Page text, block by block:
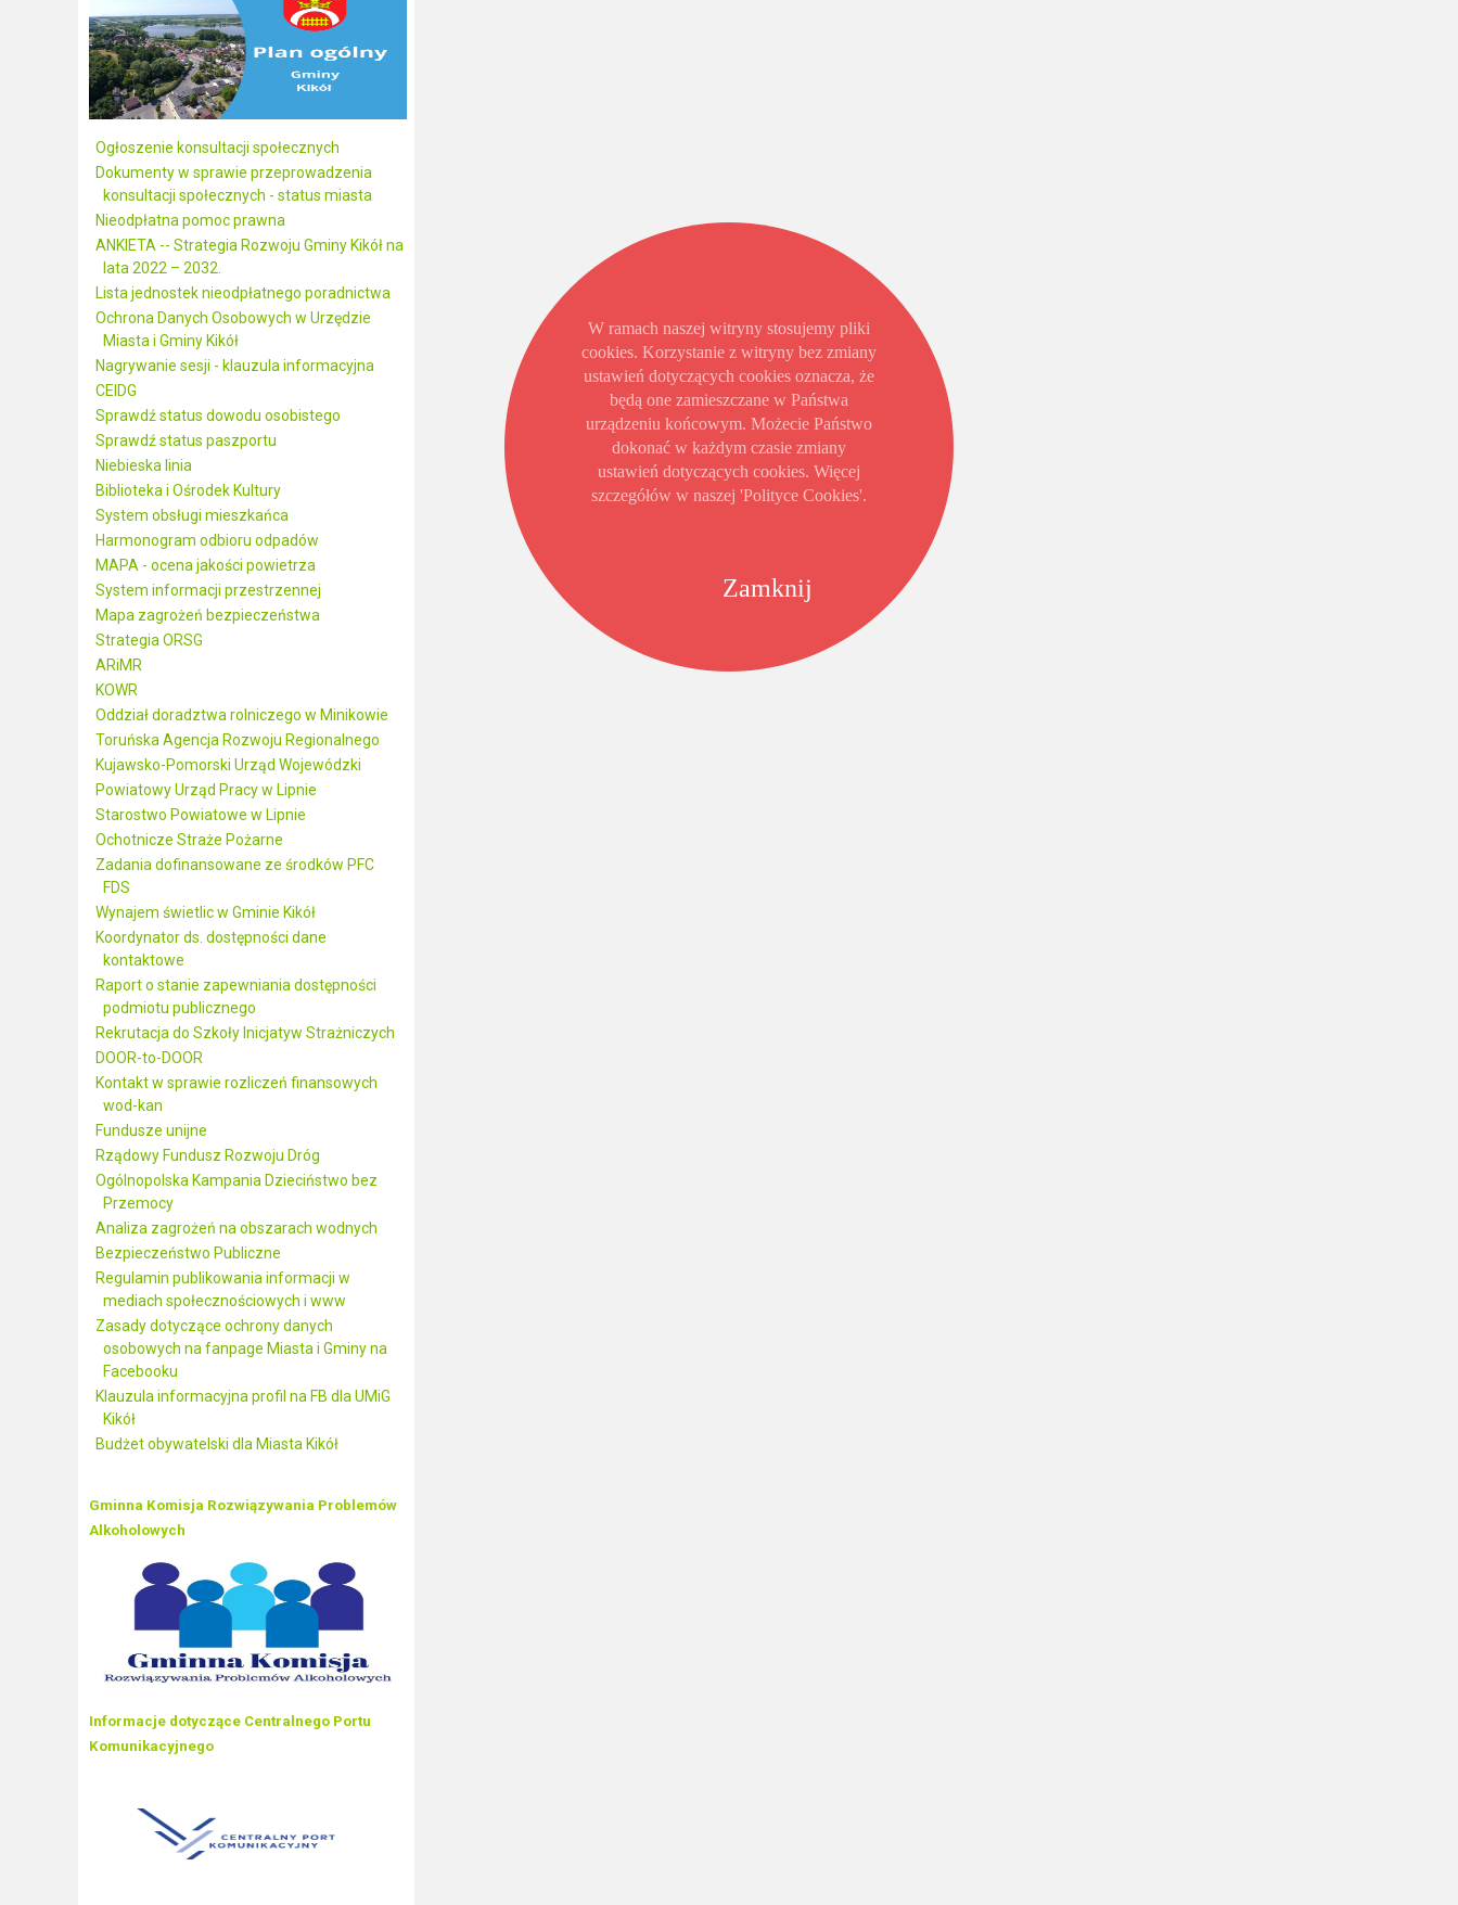
Ogłoszenie konsultacji społecznych
Dokumenty w sprawie przeprowadzenia
konsultacji społecznych - status miasta
Nieodpłatna pomoc prawna
ANKIETA -- Strategia Rozwoju Gminy Kikół na
lata 2022 – 2032.
Lista jednostek nieodpłatnego poradnictwa
Ochrona Danych Osobowych w Urzędzie
Miasta i Gminy Kikół
Nagrywanie sesji - klauzula informacyjna
CEIDG
Sprawdź status dowodu osobistego
Sprawdź status paszportu
Niebieska linia
Biblioteka i Ośrodek Kultury
System obsługi mieszkańca
Harmonogram odbioru odpadów
MAPA - ocena jakości powietrza
System informacji przestrzennej
Mapa zagrożeń bezpieczeństwa
Strategia ORSG
ARiMR
KOWR
Oddział doradztwa rolniczego w Minikowie
Toruńska Agencja Rozwoju Regionalnego
Kujawsko-Pomorski Urząd Wojewódzki
Powiatowy Urząd Pracy w Lipnie
Starostwo Powiatowe w Lipnie
Ochotnicze Straże Pożarne
Zadania dofinansowane ze środków PFC
FDS
Wynajem świetlic w Gminie Kikół
Koordynator ds. dostępności dane
kontaktowe
Raport o stanie zapewniania dostępności
podmiotu publicznego
Rekrutacja do Szkoły Inicjatyw Strażniczych
DOOR-to-DOOR
Kontakt w sprawie rozliczeń finansowych
wod-kan
Fundusze unijne
Rządowy Fundusz Rozwoju Dróg
Ogólnopolska Kampania Dzieciństwo bez
Przemocy
Analiza zagrożeń na obszarach wodnych
Bezpieczeństwo Publiczne
Regulamin publikowania informacji w
mediach społecznościowych i www
Zasady dotyczące ochrony danych
osobowych na fanpage Miasta i Gminy na
Facebooku
Klauzula informacyjna profil na FB dla UMiG
Kikół
Budżet obywatelski dla Miasta Kikół
Gminna Komisja Rozwiązywania Problemów
Alkoholowych
Informacje dotyczące Centralnego Portu
Komunikacyjnego
Zamknij
W ramach naszej witryny stosujemy pliki
cookies. Korzystanie z witryny bez zmiany
ustawień dotyczących cookies oznacza, że
będą one zamieszczane w Państwa
urządzeniu końcowym. Możecie Państwo
dokonać w każdym czasie zmiany
ustawień dotyczących cookies. Więcej
szczegółów w naszej 'Polityce Cookies'.